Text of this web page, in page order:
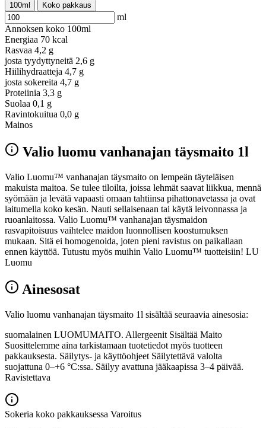
100ml Koko pakkaus
ml
Annoksen koko 100ml
Energiaa 70 kcal
Rasvaa 4,2 g
josta tyydyttyneitä 2,6 g
Hiilihydraatteja 4,7 g
josta sokereita 4,7 g
Proteiinia 3,3 g
Suolaa 0,1 g
Ravintokuitua 0,0 g
Mainos
Valio luomu vanhanajan täysmaito 1l
Valio Luomu™ vanhanajan täysmaito on lempeän täyteläisen
makuista maitoa. Se tulee tiloilta, joissa lehmät saavat liikkua, mennä
syömään ja levätä vapaasti omaan tahtiinsa pihattonavetassa ja ovat
laitumella koko kesän. Nauti sellaisenaan tai käytä leivonnassa ja
ruoanlaitossa. Valio Luomu™ vanhanajan täysmaidon
rasvapitoisuus vaihtelee maidon luonnollisen koostumuksen
mukaan. Sitä ei homogenoida, joten pieni ravistus on paikallaan
ennen käyttöä. Tutustu myös muihin Valio Luomu™ tuotteisiin! LU
Luomu
Ainesosat
Valio luomu vanhanajan täysmaito 1l sisältää seuraavia ainesosia:
suomalainen LUOMUMAITO. Allergeenit Sisältää Maito
Suosittelemme aina tarkistamaan tuotetiedot myös tuotteen
pakkauksesta. Säilytys- ja käyttöohjeet Säilytettävä valolta
suojattuna 0–+6 °C:ssa. Säilyy avattuna jääkaapissa 3–4 päivää.
Ravistettava
Sokeria koko pakkauksessa Varoitus